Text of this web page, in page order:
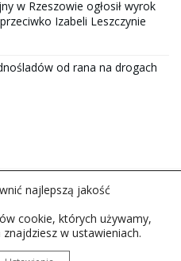
w Rzeszowie ogłosił wyrok
Izabeli Leszczynie
od rana na drogach
S.A. w likwidacj.
najlepszą jakość
cookie, których używamy,
w ustawieniach.